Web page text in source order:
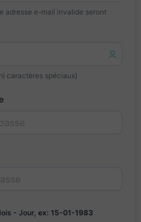
adresse e-mail invalide seront
caractères spéciaux)
- Jour, ex: 15-01-1983